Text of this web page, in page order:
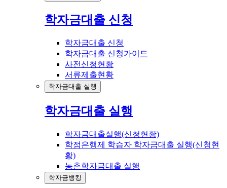
학자금대출 신청
학자금대출 신청
학자금대출 신청가이드
사전신청현황
서류제출현황
학자금대출 실행
학자금대출 실행
학자금대출실행(신청현황)
학점은행제 학습자 학자금대출 실행(신청현
황)
농촌학자금대출 실행
학자금뱅킹